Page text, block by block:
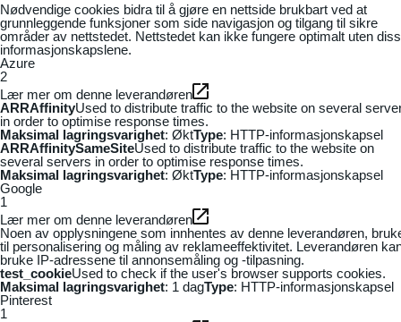
Nødvendige cookies bidra til å gjøre en nettside brukbart ved at
grunnleggende funksjoner som side navigasjon og tilgang til sikre
områder av nettstedet. Nettstedet kan ikke fungere optimalt uten
informasjonskapslene.
Azure
2
Lær mer om denne leverandøren
ARRAffinityUsed to distribute traffic to the website on several
in order to optimise response times.
Maksimal lagringsvarighet: ØktType: HTTP-informasjonskapsel
ARRAffinitySameSiteUsed to distribute traffic to the website on
several servers in order to optimise response times.
Maksimal lagringsvarighet: ØktType: HTTP-informasjonskapsel
Google
1
Lær mer om denne leverandøren
Noen av opplysningene som innhentes av denne leverandøren,
til personalisering og måling av reklameeffektivitet. Leverandøren
bruke IP-adressene til annonsemåling og -tilpasning.
test_cookieUsed to check if the user's browser supports cookies.
Maksimal lagringsvarighet: 1 dagType: HTTP-informasjonskapsel
Pinterest
1